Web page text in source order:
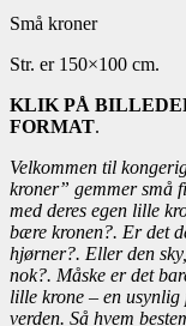
Små kroner
Str. er 150×100 cm.
KLIK PÅ
FORMAT.
Velkommen til
kroner” gemmer små
med deres egen lille
bære kronen?. Er det
hjørner?. Eller den
nok?. Måske er det
lille krone – en
verden. Så hvem